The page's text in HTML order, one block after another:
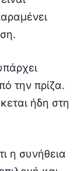
την πρίζα.
ήδη στη
η συνήθεια